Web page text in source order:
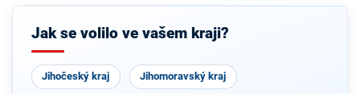
Jak se volilo ve vašem kraji?
Jihočeský kraj Jihomoravský kraj